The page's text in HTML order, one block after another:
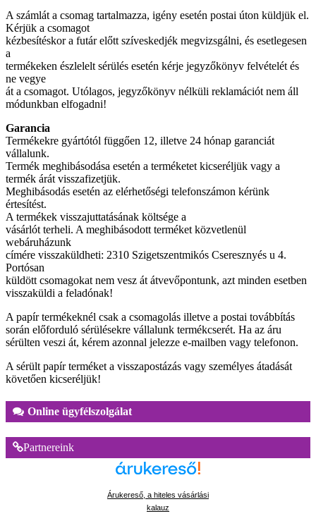
A számlát a csomag tartalmazza, igény esetén postai úton küldjük el.
Kérjük a csomagot
kézbesítéskor a futár előtt szíveskedjék megvizsgálni, és esetlegesen
a
termékeken észlelelt sérülés esetén kérje jegyzőkönyv felvételét és
ne vegye
át a csomagot. Utólagos, jegyzőkönyv nélküli reklamációt nem áll
módunkban elfogadni!
Garancia
Termékekre gyártótól függően 12, illetve 24 hónap garanciát
vállalunk.
Termék meghibásodása esetén a terméketet kicseréljük vagy a
termék árát visszafizetjük.
Meghibásodás esetén az elérhetőségi telefonszámon kérünk
értesítést.
A termékek visszajuttatásának költsége a
vásárlót terheli. A meghibásodott terméket közvetlenül
webáruházunk
címére visszaküldheti: 2310 Szigetszentmikós Cseresznyés u 4.
Portósan
küldött csomagokat nem vesz át átvevőpontunk, azt minden esetben
visszaküldi a feladónak!
A papír termékeknél csak a csomagolás illetve a postai továbbítás
során előforduló sérülésekre vállalunk termékcserét. Ha az áru
sérülten veszi át, kérem azonnal jelezze e-mailben vagy telefonon.
A sérült papír terméket a visszapostázás vagy személyes átadását
követően kicseréljük!
Online ügyfélszolgálat
Partnereink
Árukereső, a hiteles vásárlási
kalauz